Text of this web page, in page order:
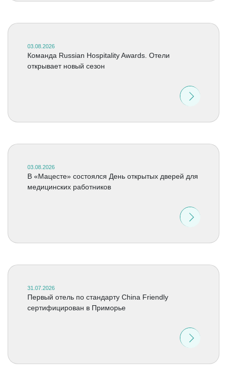
03.08.2026
Команда Russian Hospitality Awards. Отели
открывает новый сезон
03.08.2026
В «Мацесте» состоялся День открытых дверей для
медицинских работников
31.07.2026
Первый отель по стандарту China Friendly
сертифицирован в Приморье